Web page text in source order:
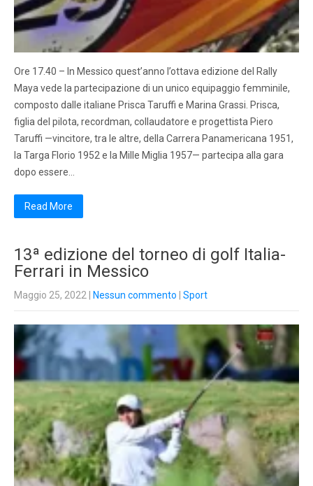
Ore 17.40 – In Messico quest’anno l’ottava edizione del Rally
Maya vede la partecipazione di un unico equipaggio femminile,
composto dalle italiane Prisca Taruffi e Marina Grassi. Prisca,
figlia del pilota, recordman, collaudatore e progettista Piero
Taruffi —vincitore, tra le altre, della Carrera Panamericana 1951,
la Targa Florio 1952 e la Mille Miglia 1957— partecipa alla gara
dopo essere…
Read More
13ª edizione del torneo di golf Italia-
Ferrari in Messico
Maggio 25, 2022 Nessun commento Sport